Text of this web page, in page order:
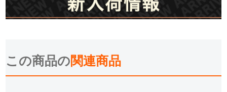
この商品の関連商品